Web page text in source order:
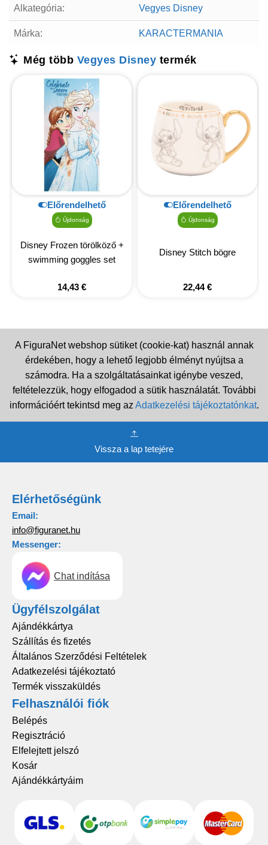
Alkategória: Vegyes Disney
Márka: KARACTERMANIA
Még több Vegyes Disney termék
Előrendelhető
Újdonság
Disney Frozen törölköző +
swimming goggles set
14,43 €
Előrendelhető
Újdonság
Disney Stitch bögre
22,44€
A FiguraNet webshop sütiket (cookie-kat) használ annak
érdekében, hogy a lehető legjobb élményt nyújtsa a
számodra. Ha a szolgáltatásainkat igénybe veszed,
feltételezzük, hogy elfogadod a sütik használatát. További
információért tekintsd meg az Adatkezelési tájékoztatónkat.
Vissza a lap tetejére
Elérhetőségünk
Email:
info@figuranet.hu
Messenger:
Chat indítása
Ügyfélszolgálat
Ajándékkártya
Szállítás és fizetés
Általános Szerződési Feltételek
Adatkezelési tájékoztató
Termék visszaküldés
Felhasználói fiók
Belépés
Regisztráció
Elfelejtett jelszó
Kosár
Ajándékkártyáim